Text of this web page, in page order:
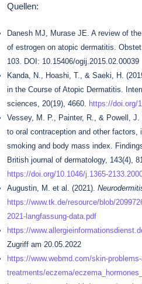
Quellen:
Danesh MJ, Murase JE. A review of
of estrogen on atopic dermatitis.
103. DOI: 10.15406/ogij.2015.02.00039
Kanda, N., Hoashi, T., & Saeki, H.
in the Course of Atopic Dermatitis.
sciences, 20(19), 4660. https://doi.org/
Vessey, M. P., Painter, R., & Powell,
to oral contraception and other factors,
smoking and body mass index.
British journal of dermatology, 143(4),
https://doi.org/10.1046/j.1365-
Augustin, M. et al. (2021).
https://www.tk.de/resource/blob/
2021-langfassung-data.pdf
https://
Zugriff am 20.05.2022
https://www.webmd.com/skin-
treatments/eczema/